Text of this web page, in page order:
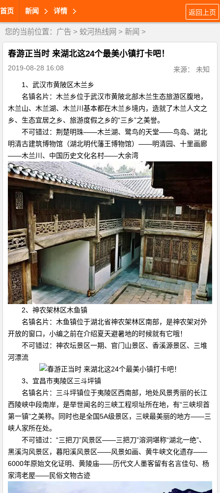
首页 新闻 详情 返回上页
您的当前位置： 广告 > 蛟河热线网 > 新闻 >
春游正当时 来湖北这24个最美小镇打卡吧！
2019-08-28 16:08
来源： 未知
1、武汉市黄陂区木兰乡
名镇名片：木兰乡位于武汉市黄陂北部木兰生态旅游区腹地，
木兰山、木兰湖、木兰川基本都在木兰乡境内，造就了木兰人文之
乡、生态宜居之乡、旅游度假之乡的“三乡”之美誉。
不可错过：荆楚明珠——木兰湖、鹭鸟的天堂——鸟岛、湖北
明清古建筑博物馆（湖北明代藩王博物馆）——明清园、十里画廊
——木兰川、中国历史文化名村——大余湾
2、神农架林区木鱼镇
名镇名片：木鱼镇位于湖北省神农架林区南部，是神农架对外
开放的窗口，小编之前在介绍夏天避暑地的时候就有它哦！
不可错过：神农坛景区一期、官门山景区、香溪源景区、三堆
河漂流
3、宜昌市夷陵区三斗坪镇
名镇名片：三斗坪镇位于夷陵区西南部，地处风景秀丽的长江
西陵峡中段南岸，是举世闻名的三峡工程坝址所在地，有“三峡坝首
第一镇”之美称。同时也是全国5A级景区，三峡最美丽的地方——三
峡人家所在处。
不可错过：“三把刀”风景区——三把刀”溶洞堪称“湖北一绝”、
黑溪沟风景区，暮阳溪风景区——风景如画、黄牛峡文化遗存——
6000年原始文化证明、黄陵庙——历代文人墨客留有名言佳句、杨
家湾老屋——民俗文物古迹